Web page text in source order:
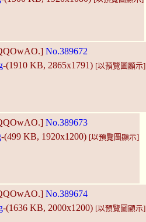
No.389672
-(1910 KB, 2865x1791) [以預覽圖顯示]
No.389673
-(499 KB, 1920x1200) [以預覽圖顯示]
No.389674
-(1636 KB, 2000x1200) [以預覽圖顯示]